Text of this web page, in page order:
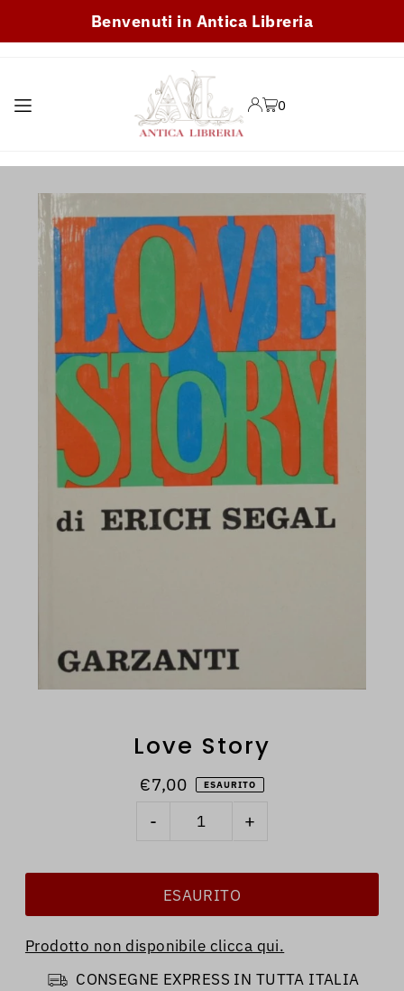
TRANSLATION MISSING:
Benvenuti in Antica Libreria
0
Love Story
€7,00 ESAURITO
- +
Prodotto non disponibile clicca qui.
CONSEGNE EXPRESS IN TUTTA ITALIA